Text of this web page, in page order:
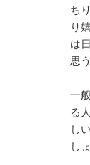
ち
り
は
思
一
る
し
し